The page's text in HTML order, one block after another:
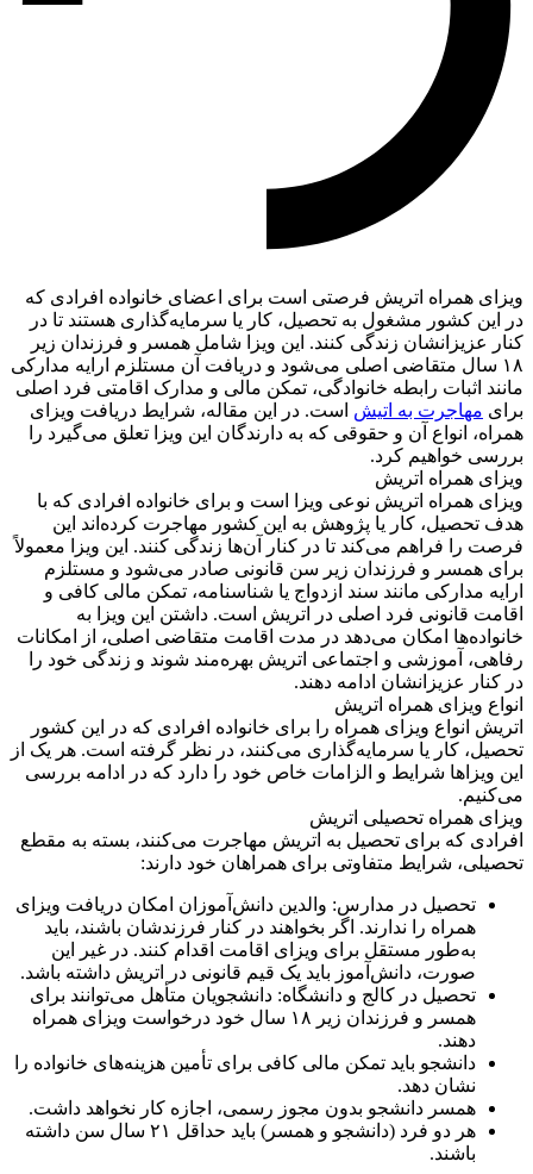
ویزای همراه اتریش فرصتی است برای اعضای خانواده افرادی که
در این کشور مشغول به تحصیل، کار یا سرمایه‌گذاری هستند تا در
کنار عزیزانشان زندگی کنند. این ویزا شامل همسر و فرزندان زیر
۱۸ سال متقاضی اصلی می‌شود و دریافت آن مستلزم ارایه مدارکی
مانند اثبات رابطه خانوادگی، تمکن مالی و مدارک اقامتی فرد اصلی
برای مهاجرت به اتیش است. در این مقاله، شرایط دریافت ویزای
همراه، انواع آن و حقوقی که به دارندگان این ویزا تعلق می‌گیرد را
بررسی خواهیم کرد.
ویزای همراه اتریش
ویزای همراه اتریش نوعی ویزا است و برای خانواده افرادی که با
هدف تحصیل، کار یا پژوهش به این کشور مهاجرت کرده‌اند این
فرصت را فراهم می‌کند تا در کنار آن‌ها زندگی کنند. این ویزا معمولاً
برای همسر و فرزندان زیر سن قانونی صادر می‌شود و مستلزم
ارایه مدارکی مانند سند ازدواج یا شناسنامه، تمکن مالی کافی و
اقامت قانونی فرد اصلی در اتریش است. داشتن این ویزا به
خانواده‌ها امکان می‌دهد در مدت اقامت متقاضی اصلی، از امکانات
رفاهی، آموزشی و اجتماعی اتریش بهره‌مند شوند و زندگی خود را
در کنار عزیزانشان ادامه دهند.
انواع ویزای همراه اتریش
اتریش انواع ویزای همراه را برای خانواده افرادی که در این کشور
تحصیل، کار یا سرمایه‌گذاری می‌کنند، در نظر گرفته است. هر یک از
این ویزاها شرایط و الزامات خاص خود را دارد که در ادامه بررسی
می‌کنیم.
ویزای همراه تحصیلی اتریش
افرادی که برای تحصیل به اتریش مهاجرت می‌کنند، بسته به مقطع
تحصیلی، شرایط متفاوتی برای همراهان خود دارند:
تحصیل در مدارس: والدین دانش‌آموزان امکان دریافت ویزای
همراه را ندارند. اگر بخواهند در کنار فرزندشان باشند، باید
به‌طور مستقل برای ویزای اقامت اقدام کنند. در غیر این
صورت، دانش‌آموز باید یک قیم قانونی در اتریش داشته باشد.
تحصیل در کالج و دانشگاه: دانشجویان متأهل می‌توانند برای
همسر و فرزندان زیر ۱۸ سال خود درخواست ویزای همراه
دهند.
دانشجو باید تمکن مالی کافی برای تأمین هزینه‌های خانواده را
نشان دهد.
همسر دانشجو بدون مجوز رسمی، اجازه کار نخواهد داشت.
هر دو فرد (دانشجو و همسر) باید حداقل ۲۱ سال سن داشته
باشند.